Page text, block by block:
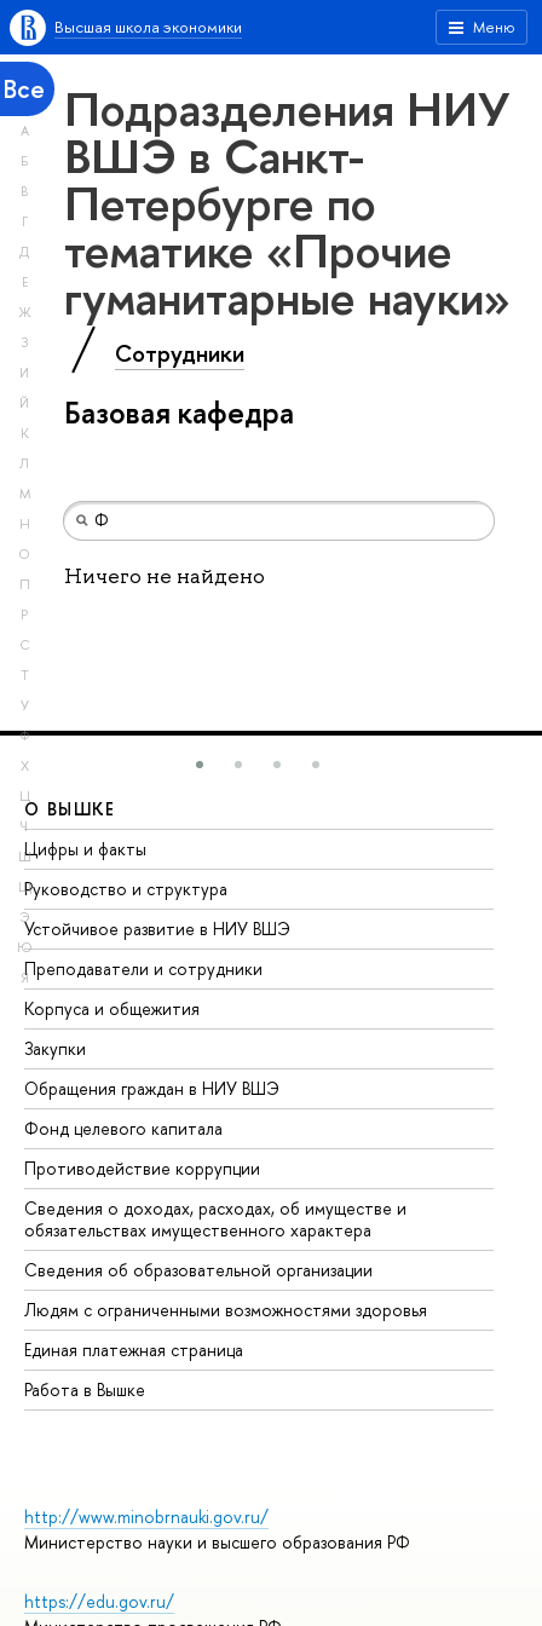
Меню
Высшая школа экономики
Все
А
Б
В
Г
Д
Е
Ж
З
И
Й
К
Л
М
Н
О
П
Р
С
Т
У
Ф
Х
Ц
Ч
Ш
Щ
Э
Ю
Я
Подразделения НИУ
ВШЭ в Санкт-
Петербурге по
тематике «Прочие
гуманитарные науки»
Сотрудники
Базовая кафедра
Ничего не найдено
О ВЫШКЕ
Цифры и факты
Руководство и структура
Устойчивое развитие в НИУ ВШЭ
Преподаватели и сотрудники
Корпуса и общежития
Закупки
Обращения граждан в НИУ ВШЭ
Фонд целевого капитала
Противодействие коррупции
Сведения о доходах, расходах, об имуществе и
обязательствах имущественного характера
Сведения об образовательной организации
Людям с ограниченными возможностями здоровья
Единая платежная страница
Работа в Вышке
http://www.minobrnauki.gov.ru/
Министерство науки и высшего образования РФ
https://edu.gov.ru/